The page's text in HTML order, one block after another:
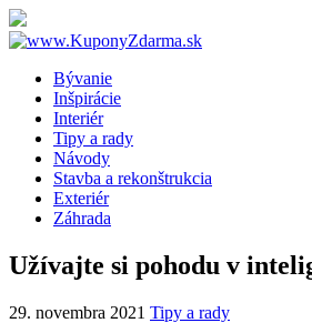
Bývanie
Inšpirácie
Interiér
Tipy a rady
Návody
Stavba a rekonštrukcia
Exteriér
Záhrada
Užívajte si pohodu v
29. novembra 2021 Tipy a rady